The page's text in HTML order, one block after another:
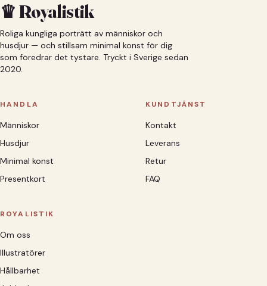
♛ Royalistik
Roliga kungliga porträtt av människor och
husdjur — och stillsam minimal konst för dig
som föredrar det tystare. Tryckt i Sverige sedan
2020.
HANDLA
Människor
Husdjur
Minimal konst
Presentkort
KUNDTJÄNST
Kontakt
Leverans
Retur
FAQ
ROYALISTIK
Om oss
Illustratörer
Hållbarhet